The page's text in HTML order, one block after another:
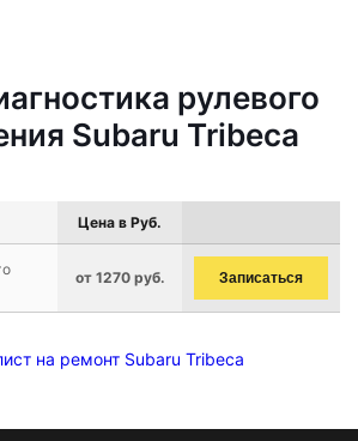
рулевого
Subaru Tribeca
Цена в Руб.
от 1270 руб. Записаться
на ремонт Subaru Tribeca